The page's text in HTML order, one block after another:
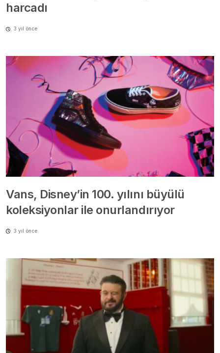
harcadı
3 yıl önce
Vans, Disney’in 100. yılını büyülü
koleksiyonlar ile onurlandırıyor
3 yıl önce